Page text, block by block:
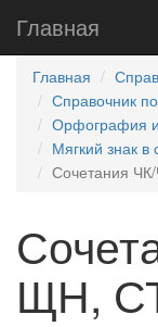
Главная
Главная
Справочник
Орфография
Мягкий знак в
Сочетания
ЩН,